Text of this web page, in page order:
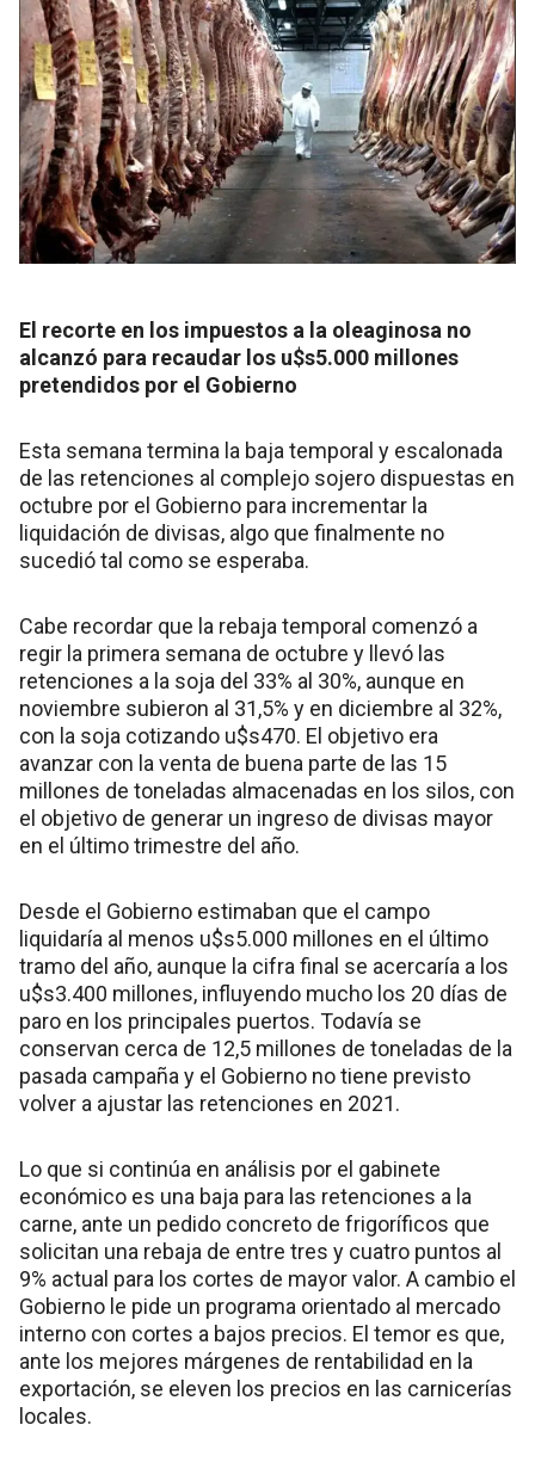
El recorte en los impuestos a la oleaginosa no
alcanzó para recaudar los u$s5.000 millones
pretendidos por el Gobierno
Esta semana termina la baja temporal y escalonada
de las retenciones al complejo sojero dispuestas en
octubre por el Gobierno para incrementar la
liquidación de divisas, algo que finalmente no
sucedió tal como se esperaba.
Cabe recordar que la rebaja temporal comenzó a
regir la primera semana de octubre y llevó las
retenciones a la soja del 33% al 30%, aunque en
noviembre subieron al 31,5% y en diciembre al 32%,
con la soja cotizando u$s470. El objetivo era
avanzar con la venta de buena parte de las 15
millones de toneladas almacenadas en los silos, con
el objetivo de generar un ingreso de divisas mayor
en el último trimestre del año.
Desde el Gobierno estimaban que el campo
liquidaría al menos u$s5.000 millones en el último
tramo del año, aunque la cifra final se acercaría a los
u$s3.400 millones, influyendo mucho los 20 días de
paro en los principales puertos. Todavía se
conservan cerca de 12,5 millones de toneladas de la
pasada campaña y el Gobierno no tiene previsto
volver a ajustar las retenciones en 2021.
Lo que si continúa en análisis por el gabinete
económico es una baja para las retenciones a la
carne, ante un pedido concreto de frigoríficos que
solicitan una rebaja de entre tres y cuatro puntos al
9% actual para los cortes de mayor valor. A cambio el
Gobierno le pide un programa orientado al mercado
interno con cortes a bajos precios. El temor es que,
ante los mejores márgenes de rentabilidad en la
exportación, se eleven los precios en las carnicerías
locales.